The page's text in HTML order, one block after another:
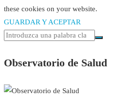
these cookies on your website.
GUARDAR Y ACEPTAR
Observatorio de Salud